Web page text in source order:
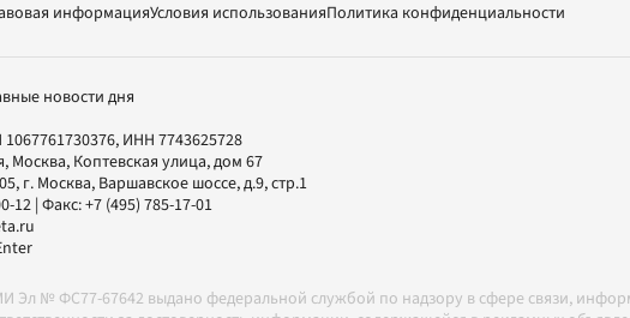
информацияУсловия использованияПолитика конфиденциальности
новости дня
ИНН 7743625728
Москва, Коптевская улица, дом 67
, г. Москва, Варшавское шоссе, д.9, стр.1
12 | Факс:+7 (495) 785-17-01
Эл № ФС77-67642 выдано федеральной службой по надзору в сфере связи,